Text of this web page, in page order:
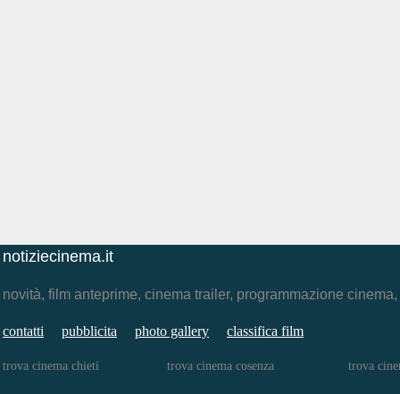
notiziecinema.it
novità, film anteprime, cinema trailer, programmazione
contatti pubblicita photo gallery classifica film
trova cinema chieti trova cinema cosenza trova